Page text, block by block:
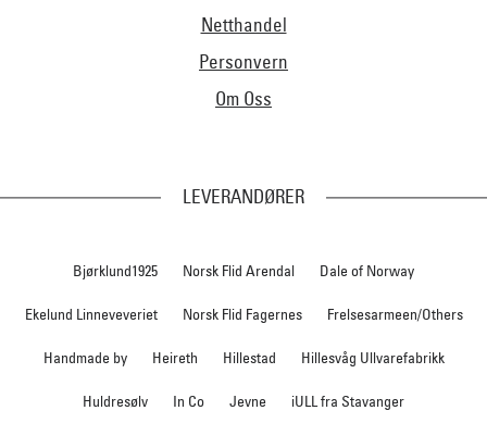
Netthandel
Personvern
Om Oss
LEVERANDØRER
Bjørklund1925 Norsk Flid Arendal Dale of Norway
Ekelund Linneveveriet Norsk Flid Fagernes Frelsesarmeen/Others
Handmade by Heireth Hillestad Hillesvåg Ullvarefabrikk
Huldresølv In Co Jevne iULL fra Stavanger